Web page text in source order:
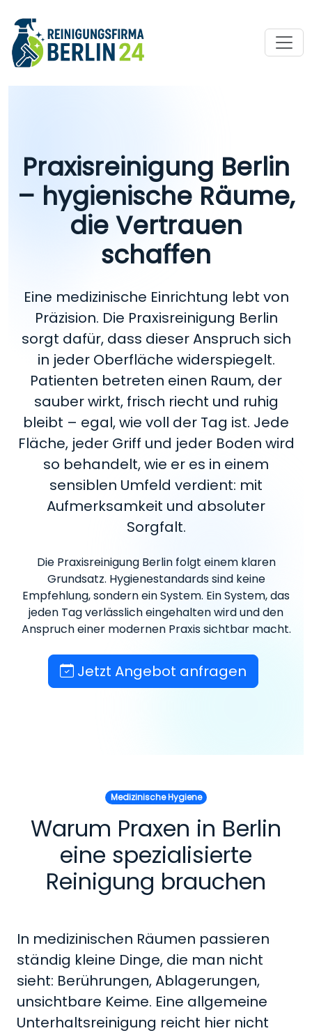
Praxisreinigung Berlin
– hygienische Räume,
die Vertrauen
schaffen
Eine medizinische Einrichtung lebt von
Präzision. Die Praxisreinigung Berlin
sorgt dafür, dass dieser Anspruch sich
in jeder Oberfläche widerspiegelt.
Patienten betreten einen Raum, der
sauber wirkt, frisch riecht und ruhig
bleibt – egal, wie voll der Tag ist. Jede
Fläche, jeder Griff und jeder Boden wird
so behandelt, wie er es in einem
sensiblen Umfeld verdient: mit
Aufmerksamkeit und absoluter
Sorgfalt.
Die Praxisreinigung Berlin folgt einem klaren
Grundsatz. Hygienestandards sind keine
Empfehlung, sondern ein System. Ein System, das
jeden Tag verlässlich eingehalten wird und den
Anspruch einer modernen Praxis sichtbar macht.
Jetzt Angebot anfragen
Medizinische Hygiene
Warum Praxen in Berlin
eine spezialisierte
Reinigung brauchen
In medizinischen Räumen passieren
ständig kleine Dinge, die man nicht
sieht: Berührungen, Ablagerungen,
unsichtbare Keime. Eine allgemeine
Unterhaltsreinigung reicht hier nicht